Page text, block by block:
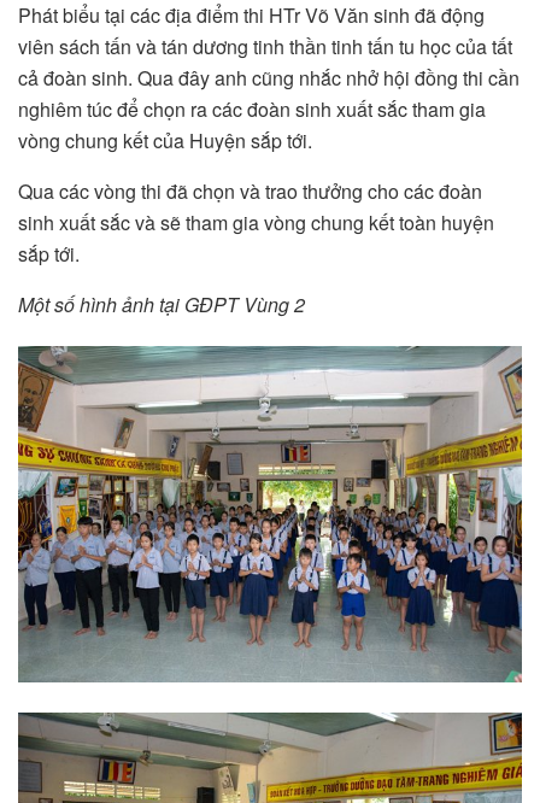
Phát biểu tại các địa điểm thi HTr Võ Văn sinh đã động
viên sách tấn và tán dương tinh thần tinh tấn tu học của tất
cả đoàn sinh. Qua đây anh cũng nhắc nhở hội đồng thi cần
nghiêm túc để chọn ra các đoàn sinh xuất sắc tham gia
vòng chung kết của Huyện sắp tới.
Qua các vòng thi đã chọn và trao thưởng cho các đoàn
sinh xuất sắc và sẽ tham gia vòng chung kết toàn huyện
sắp tới.
Một số hình ảnh tại GĐPT Vùng 2